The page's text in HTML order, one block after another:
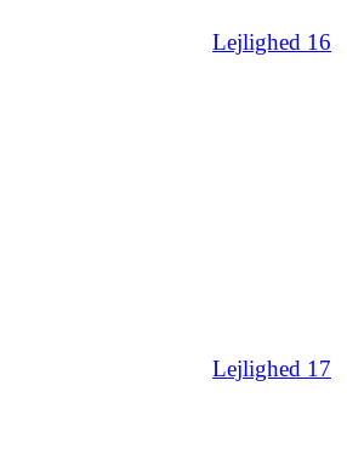
Lejlighed 16
Lejlighed 17